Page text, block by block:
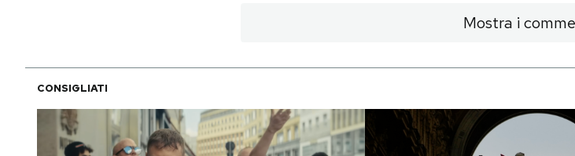
Mostra i
CONSIGLIATI